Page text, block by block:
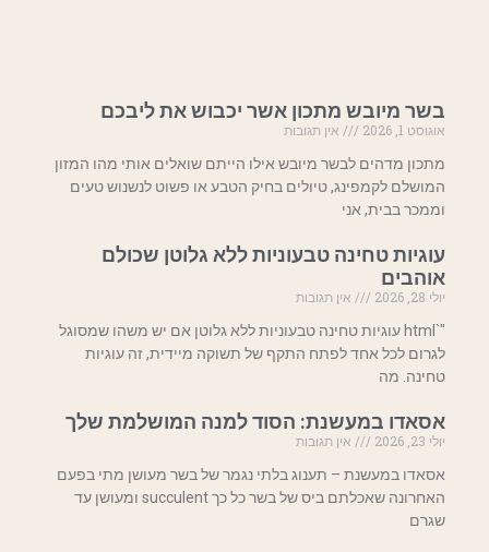
בשר מיובש מתכון אשר יכבוש את ליבכם
אוגוסט 1, 2026
אין תגובות
מתכון מדהים לבשר מיובש אילו הייתם שואלים אותי מהו המזון
המושלם לקמפינג, טיולים בחיק הטבע או פשוט לנשנוש טעים
וממכר בבית, אני
עוגיות טחינה טבעוניות ללא גלוטן שכולם
אוהבים
יולי 28, 2026
אין תגובות
"`html עוגיות טחינה טבעוניות ללא גלוטן אם יש משהו שמסוגל
לגרום לכל אחד לפתח התקף של תשוקה מיידית, זה עוגיות
טחינה. מה
אסאדו במעשנת: הסוד למנה המושלמת שלך
יולי 23, 2026
אין תגובות
אסאדו במעשנת – תענוג בלתי נגמר של בשר מעושן מתי בפעם
האחרונה שאכלתם ביס של בשר כל כך succulent ומעושן עד
שגרם